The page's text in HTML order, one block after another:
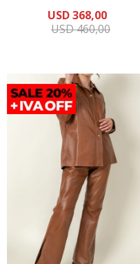
USD368,00
USD460,00